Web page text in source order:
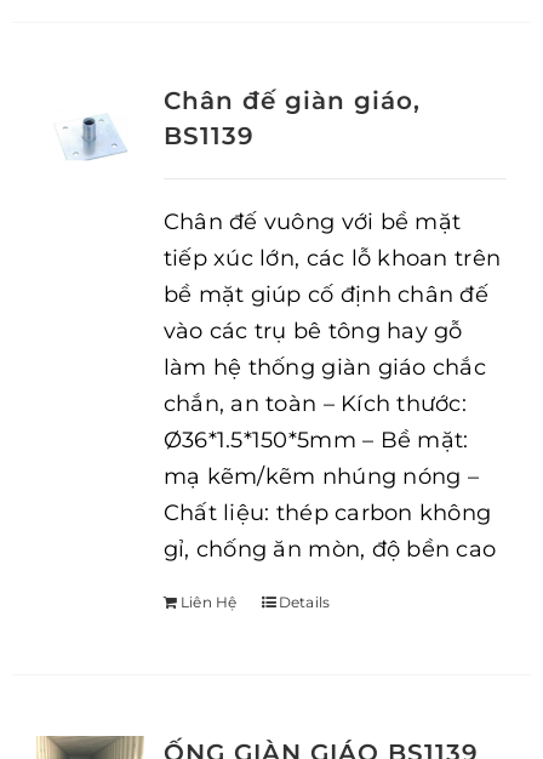
Chân đế giàn giáo,
BS1139
Chân đế vuông với bề mặt
tiếp xúc lớn, các lỗ khoan trên
bề mặt giúp cố định chân đế
vào các trụ bê tông hay gỗ
làm hệ thống giàn giáo chắc
chắn, an toàn – Kích thước:
Ø36*1.5*150*5mm – Bề mặt:
mạ kẽm/kẽm nhúng nóng –
Chất liệu: thép carbon không
gỉ, chống ăn mòn, độ bền cao
Liên Hệ Details
ỐNG GIÀN GIÁO BS1139